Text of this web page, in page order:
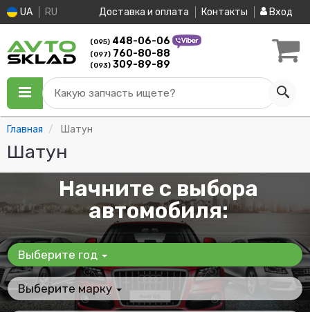
UA RU Доставка и оплата Контакты Вход
(095) 448-06-06
(097) 760-80-88
(093) 309-89-89
Какую запчасть ищете?
Главная Шатун
Шатун
Начните с выбора
автомобиля:
Выберите год
Выберите марку